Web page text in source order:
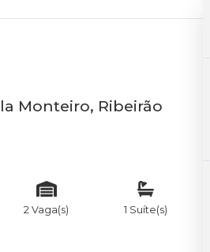
Monteiro, Ribeirão
2 Vaga(s) 1 Suíte(s)